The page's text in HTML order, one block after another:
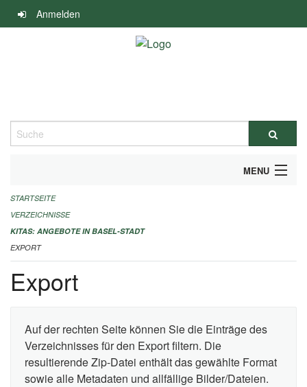
Navigation
überspringen
Anmelden
Suche
MENU
ALLGEMEINE INFORMATIONEN
IMPRESSUM
STARTSEITE
VERZEICHNISSE
KITAS: ANGEBOTE IN BASEL-STADT
EXPORT
Export
Auf der rechten Seite können Sie die Einträge des
Verzeichnisses für den Export filtern. Die
resultierende Zip-Datei enthält das gewählte Format
sowie alle Metadaten und allfällige Bilder/Dateien.